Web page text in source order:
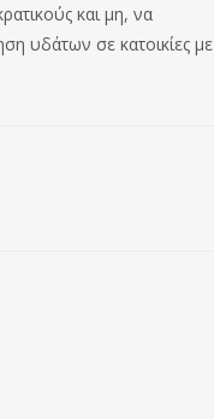
και μη, να
υδάτων σε κατοικίες με